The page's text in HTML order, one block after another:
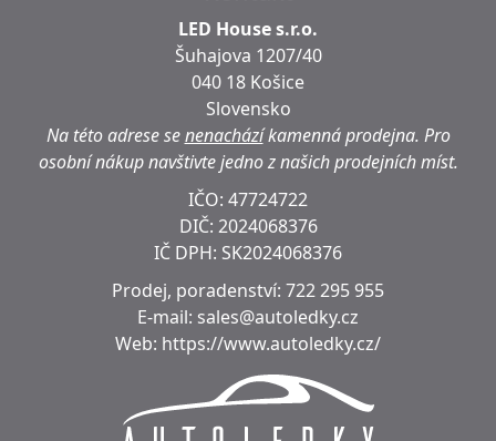
LED House s.r.o.
Šuhajova 1207/40
040 18 Košice
Slovensko
Na této adrese senenacházíkamenná prodejna. Pro
osobní nákup navštivte jedno z našich prodejních míst.
IČO: 47724722
DIČ: 2024068376
IČ DPH: SK2024068376
Prodej, poradenství: 722 295 955
E-mail: sales@autoledky.cz
Web: https://www.autoledky.cz/